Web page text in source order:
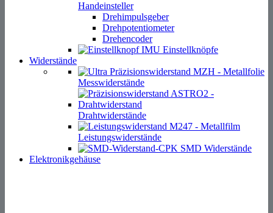
Handeinsteller
Drehimpulsgeber
Drehpotentiometer
Drehencoder
Einstellknöpfe
Widerstände
Messwiderstände
Drahtwiderstände
Leistungswiderstände
SMD Widerstände
Elektronikgehäuse